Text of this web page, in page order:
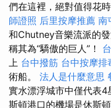
們在這裡，絕對值得花
師證照 后里按摩推薦 南
和Chutney音樂流派的
稱其為“驕傲的巨人”！
上 台中撥筋 台中按摩排
術船。 法人是什麼意思
實水漂浮城市中僅代表4
斯頓港口的機場是休斯